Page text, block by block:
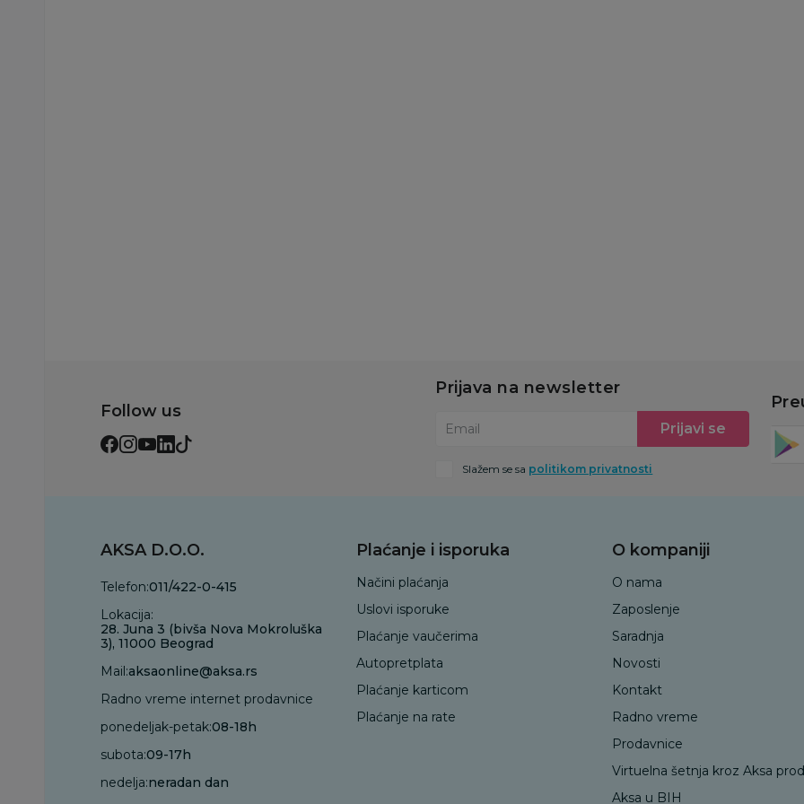
Follow us
Prijava na newsletter
Email Prijavi se
Slažem se sa politikom privatnosti
AKSA D.O.O.
Telefon:011/422-0-415
Lokacija:
28. Juna 3 (bivša Nova Mokroluška
3), 11000 Beograd
Mail:aksaonline@aksa.rs
Radno vreme internet prodavnice
ponedeljak-petak:08-18h
subota:09-17h
nedelja:neradan dan
Plaćanje i isporuka
Načini plaćanja
Uslovi isporuke
Plaćanje vaučerima
Autopretplata
Plaćanje karticom
Plaćanje na rate
O kompaniji
O nama
Zaposlenje
Saradnja
Novosti
Kontakt
Radno vreme
Prodavnice
Virtuelna šetnja kroz Aksa
Aksa u BIH